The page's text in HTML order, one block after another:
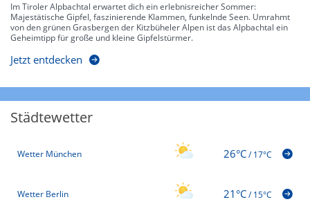
Im Tiroler Alpbachtal erwartet dich ein erlebnisreicher Sommer:
Majestätische Gipfel, faszinierende Klammen, funkelnde Seen. Umrahmt
von den grünen Grasbergen der Kitzbüheler Alpen ist das Alpbachtal ein
Geheimtipp für große und kleine Gipfelstürmer.
Jetzt entdecken
Städtewetter
Wetter München 26°C/17°C
Wetter Berlin 21°C/15°C